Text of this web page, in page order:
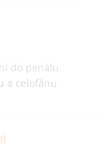
do penálu.
a celofánu.